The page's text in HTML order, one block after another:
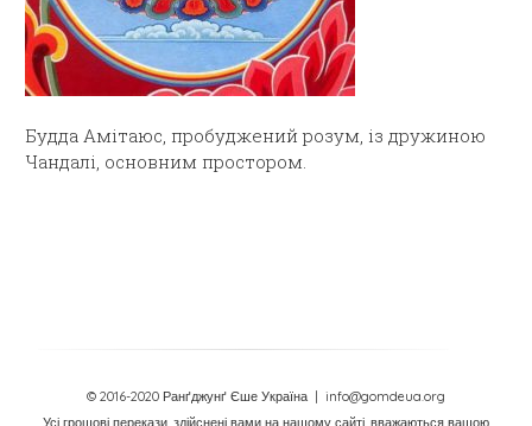
Будда Амітаюс, пробуджений розум, із дружиною
Чандалі, основним простором.
© 2016-2020 Ранґджунґ Єше Україна
| info@gomdeua.org
Усі грошові перекази, здійснені вами на нашому сайті, вважаються вашою